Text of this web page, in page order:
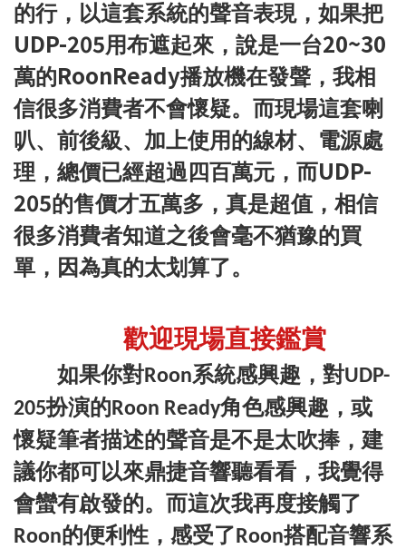
的行，以這套系統的聲音表現，如果把
UDP-205用布遮起來，說是一台20~30
萬的RoonReady播放機在發聲，我相
信很多消費者不會懷疑。而現場這套喇
叭、前後級、加上使用的線材、電源處
理，總價已經超過四百萬元，而UDP-
205的售價才五萬多，真是超值，相信
很多消費者知道之後會毫不猶豫的買
單，因為真的太划算了。
歡迎現場直接鑑賞
如果你對Roon系統感興趣，對UDP-
205扮演的Roon Ready角色感興趣，或
懷疑筆者描述的聲音是不是太吹捧，建
議你都可以來鼎捷音響聽看看，我覺得
會蠻有啟發的。而這次我再度接觸了
Roon的便利性，感受了Roon搭配音響系